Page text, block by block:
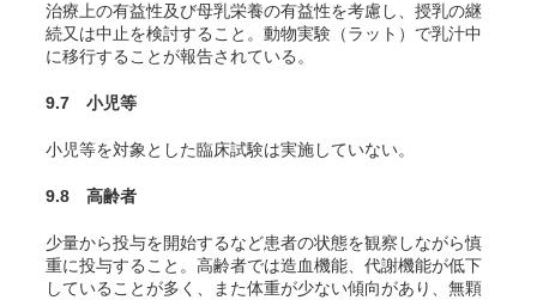
治療上の有益性及び母乳栄養の有益性を考慮し、授乳の継
続又は中止を検討すること。動物実験（ラット）で乳汁中
に移行することが報告されている。
9.7 小児等
小児等を対象とした臨床試験は実施していない。
9.8 高齢者
少量から投与を開始するなど患者の状態を観察しながら慎
重に投与すること。高齢者では造血機能、代謝機能が低下
していることが多く、また体重が少ない傾向があり、無顆